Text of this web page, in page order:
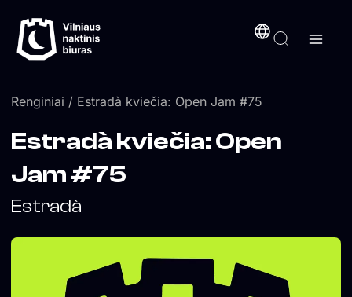
prie
turinio
Renginiai / Estradà kviečia: Open Jam #75
Estradà kviečia: Open
Jam #75
Estradà